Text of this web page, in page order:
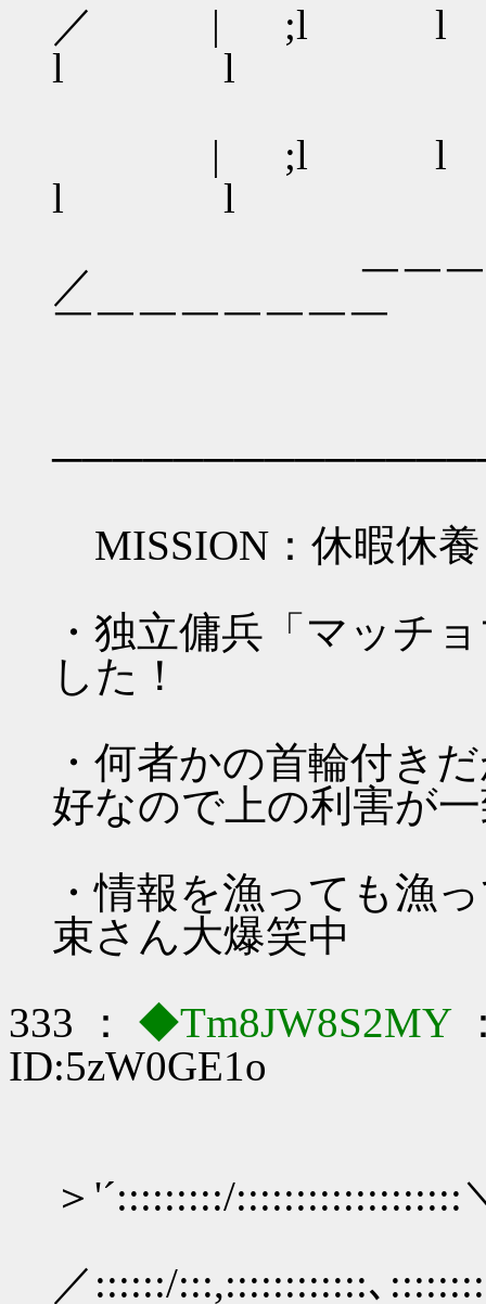
／ | ;l l l
l l
| ;l l l
l l
／ ￣￣￣￣￣
￣￣￣￣￣￣￣￣
MISSION：休暇休
・独立傭兵「マッチ
した！
・何者かの首輪付き
好なので上の利害が
・情報を漁っても漁
束さん大爆笑中
333 ：
◆Tm8JW8S2MY
ID:5zW0GE1o
＞'´:::::::::/:::::::::::::::::::
／::::::/:::,::::::::::::､